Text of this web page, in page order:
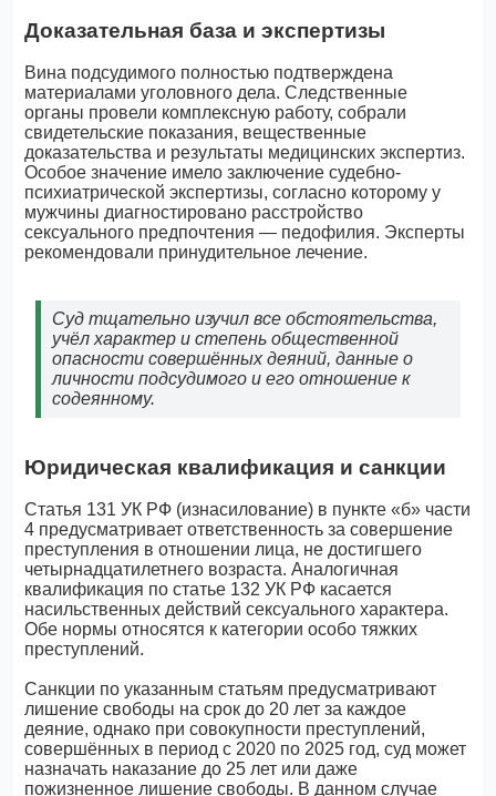
Доказательная база и экспертизы
Вина подсудимого полностью подтверждена
материалами уголовного дела. Следственные
органы провели комплексную работу, собрали
свидетельские показания, вещественные
доказательства и результаты медицинских экспертиз.
Особое значение имело заключение судебно-
психиатрической экспертизы, согласно которому у
мужчины диагностировано расстройство
сексуального предпочтения — педофилия. Эксперты
рекомендовали принудительное лечение.
Суд тщательно изучил все обстоятельства,
учёл характер и степень общественной
опасности совершённых деяний, данные о
личности подсудимого и его отношение к
содеянному.
Юридическая квалификация и санкции
Статья 131 УК РФ (изнасилование) в пункте «б» части
4 предусматривает ответственность за совершение
преступления в отношении лица, не достигшего
четырнадцатилетнего возраста. Аналогичная
квалификация по статье 132 УК РФ касается
насильственных действий сексуального характера.
Обе нормы относятся к категории особо тяжких
преступлений.
Санкции по указанным статьям предусматривают
лишение свободы на срок до 20 лет за каждое
деяние, однако при совокупности преступлений,
совершённых в период с 2020 по 2025 год, суд может
назначать наказание до 25 лет или даже
пожизненное лишение свободы. В данном случае